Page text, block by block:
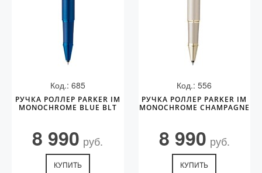
Код.: 685
РУЧКА РОЛЛЕР PARKER IM
MONOCHROME BLUE BLT
8 990 руб.
КУПИТЬ
Код.: 556
РУЧКА РОЛЛЕР PARKER IM
MONOCHROME CHAMPAGNE
8 990 руб.
КУПИТЬ